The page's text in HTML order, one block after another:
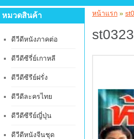
หมวดสินค้า
ดีวีดีหนังภาคต่อ
ดีวีดีซีรี่ย์เกาหลี
ดีวีดีซีรีย์ฝรั่ง
ดีวีดีละครไทย
ดีวีดีซีรีย์ญี่ปุ่น
ดีวีดีหนังจีนชุด
หน้าแรก »